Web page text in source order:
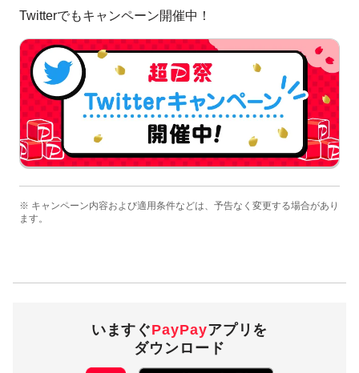
Twitterでもキャンペーン開催中！
※ キャンペーン内容および適用条件などは、予告なく変更する場合があり
ます。
いますぐPayPayアプリを
ダウンロード